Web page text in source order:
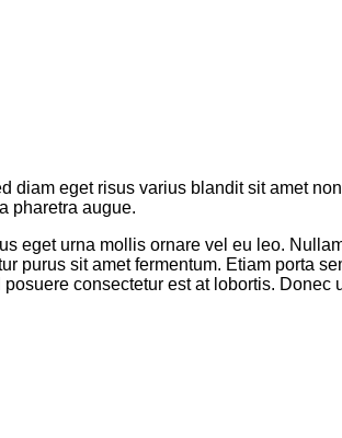
diam eget risus varius blandit sit amet
pharetra augue.
eget urna mollis ornare vel eu leo.
purus sit amet fermentum. Etiam porta
consectetur est at lobortis.